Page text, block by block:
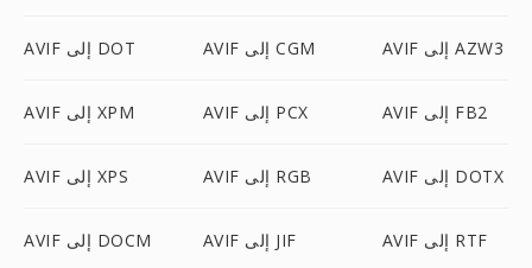
AVIF إلى DOT AVIF إلى CGM AVIF إلى AZW3
AVIF إلى XPM AVIF إلى PCX AVIF إلى FB2
AVIF إلى XPS AVIF إلى RGB AVIF إلى DOTX
AVIF إلى DOCM AVIF إلى JIF AVIF إلى RTF